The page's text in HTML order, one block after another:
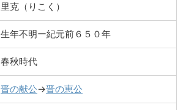
里克（りこく）
生年不明ー紀元前６５０年
春秋時代
晋の献公→晋の恵公